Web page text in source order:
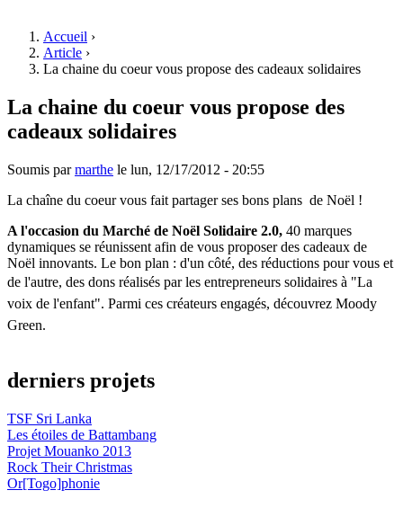
Vous êtes ici
Accueil ›
Article ›
La chaine du coeur vous propose des cadeaux solidaires
La chaine du coeur vous propose des
cadeaux solidaires
Soumis parmarthe le lun, 12/17/2012 - 20:55
La chaîne du coeur vous fait partager ses bons plans de Noël !
A l'occasion du Marché de Noël Solidaire 2.0, 40 marques
dynamiques se réunissent afin de vous proposer des cadeaux de
Noël innovants. Le bon plan : d'un côté, des réductions pour vous et
de l'autre, des dons réalisés par les entrepreneurs solidaires à "La
voix de l'enfant". Parmi ces créateurs engagés, découvrez Moody
Green.
derniers projets
TSF Sri Lanka
Les étoiles de Battambang
Projet Mouanko 2013
Rock Their Christmas
Or[Togo]phonie